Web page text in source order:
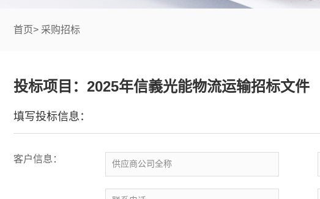
首页> 采购招标
投标项目：2025年信義光能物流运输招标文件
填写投标信息：
客户信息：